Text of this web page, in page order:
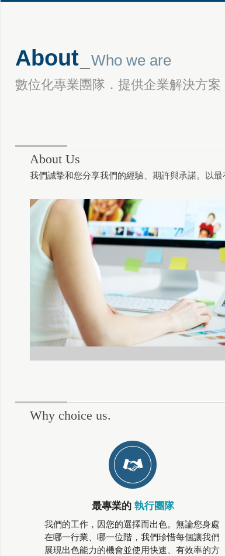
About Who we are
數位化專業團隊．提供企業解決方案
About Us
我們誠摯和您分享我們的經驗、期許與承諾。以
Why choice us.
最專業的 執行團隊
我們的工作，因您的選擇而出色。無論您身處
在哪一行業、哪一位階，我們珍惜每個讓我們
展現出色能力的機會並使用快速、有效率的方